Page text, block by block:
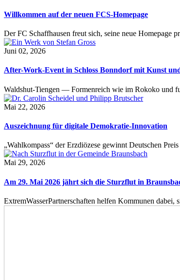
Willkommen auf der neuen FCS-Homepage
Der FC Schaffhausen freut sich, seine neue Homepage
Juni 02, 2026
After-Work-Event in Schloss Bonndorf mit Kunst
Waldshut-Tiengen — Formenreich wie im Rokoko und
Mai 22, 2026
Auszeichnung für digitale Demokratie-Innovation
„Wahlkompass“ der Erzdiözese gewinnt Deutschen
Mai 29, 2026
Am 29. Mai 2026 jährt sich die Sturzflut in
ExtremWasserPartnerschaften helfen Kommunen